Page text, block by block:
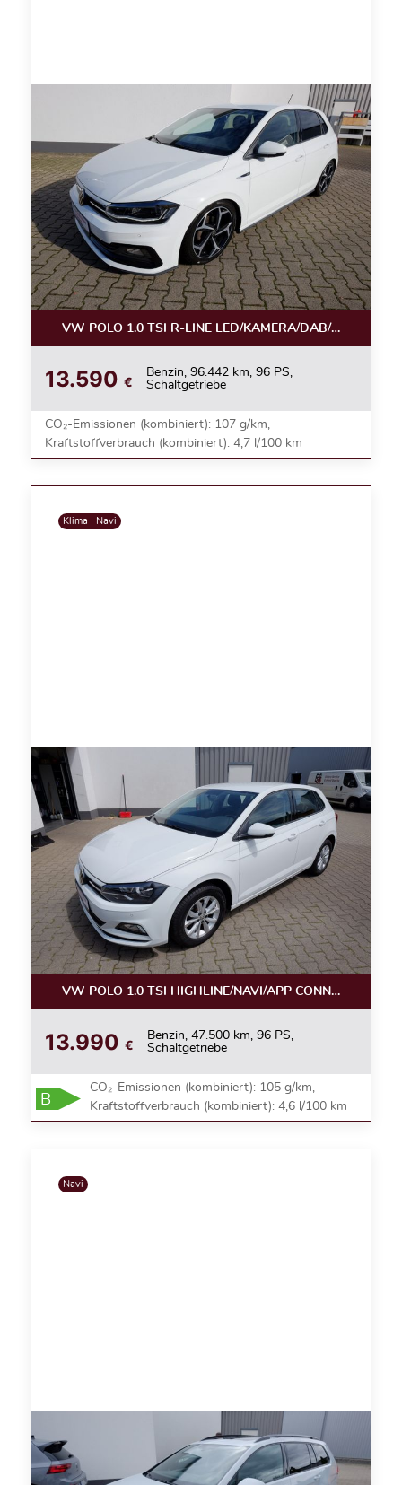
VW POLO 1.0 TSI R-LINE LED/KAMERA/DAB/ACC/
13.590 €
Benzin, 96.442 km, 96 PS,
Schaltgetriebe
CO₂-Emissionen (kombiniert): 107 g/km,
Kraftstoffverbrauch (kombiniert): 4,7 l/100 km
Klima | Navi
VW POLO 1.0 TSI HIGHLINE/NAVI/APP CONNECT/ALU
13.990 €
Benzin, 47.500 km, 96 PS,
Schaltgetriebe
B
CO₂-Emissionen (kombiniert): 105 g/km,
Kraftstoffverbrauch (kombiniert): 4,6 l/100 km
Navi